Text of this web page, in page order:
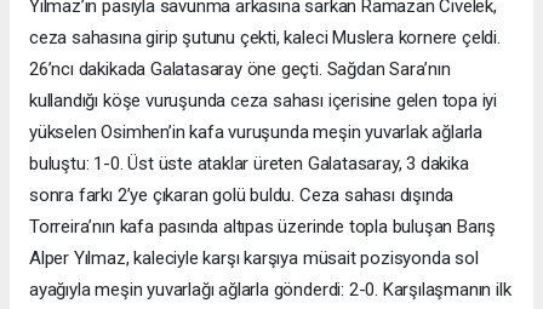
Yılmaz’ın pasıyla savunma arkasına sarkan Ramazan Civelek,
ceza sahasına girip şutunu çekti, kaleci Muslera kornere çeldi.
26’ncı dakikada Galatasaray öne geçti. Sağdan Sara’nın
kullandığı köşe vuruşunda ceza sahası içerisine gelen topa iyi
yükselen Osimhen’in kafa vuruşunda meşin yuvarlak ağlarla
buluştu: 1-0. Üst üste ataklar üreten Galatasaray, 3 dakika
sonra farkı 2’ye çıkaran golü buldu. Ceza sahası dışında
Torreira’nın kafa pasında altıpas üzerinde topla buluşan Barış
Alper Yılmaz, kaleciyle karşı karşıya müsait pozisyonda sol
ayağıyla meşin yuvarlağı ağlarla gönderdi: 2-0. Karşılaşmanın ilk